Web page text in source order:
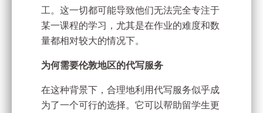
工。这一切都可能导致他们无法完全专注于
某一课程的学习，尤其是在作业的难度和数
量都相对较大的情况下。
为何需要伦敦地区的代写服务
在这种背景下，合理地利用代写服务似乎成
为了一个可行的选择。它可以帮助留学生更